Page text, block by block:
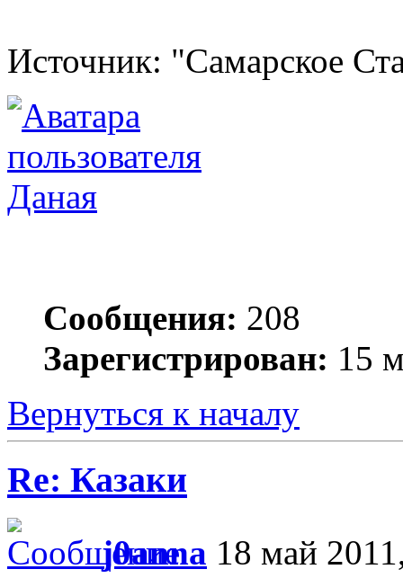
Источник: "Самарское
Даная
Сообщения: 208
Зарегистрирован: 15
Вернуться к началу
Re: Казаки
j0anna 18 май